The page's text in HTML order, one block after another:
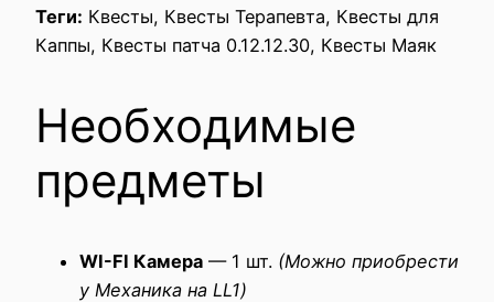
Теги: Квесты, Квесты Терапевта, Квесты для
Каппы, Квесты патча 0.12.12.30, Квесты Маяк
Необходимые
предметы
WI-FI Камера — 1 шт. (Можно приобрести
у Механика на LL1)